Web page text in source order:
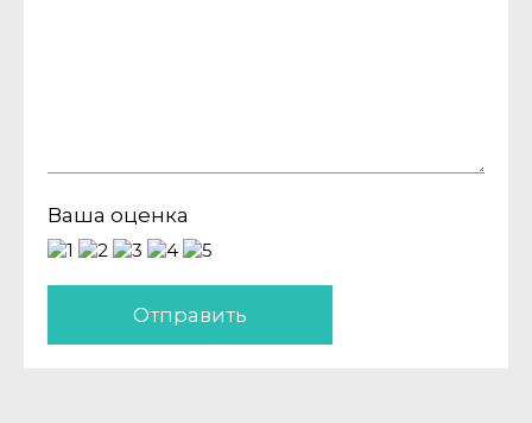
Ваша оценка
Отправить